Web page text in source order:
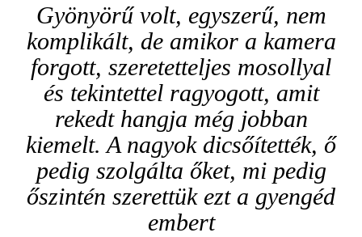
Gyönyörű volt, egyszerű, nem
komplikált, de amikor a kamera
forgott, szeretetteljes mosollyal
és tekintettel ragyogott, amit
rekedt hangja még jobban
kiemelt. A nagyok dicsőítették, ő
pedig szolgálta őket, mi pedig
őszintén szerettük ezt a gyengéd
embert